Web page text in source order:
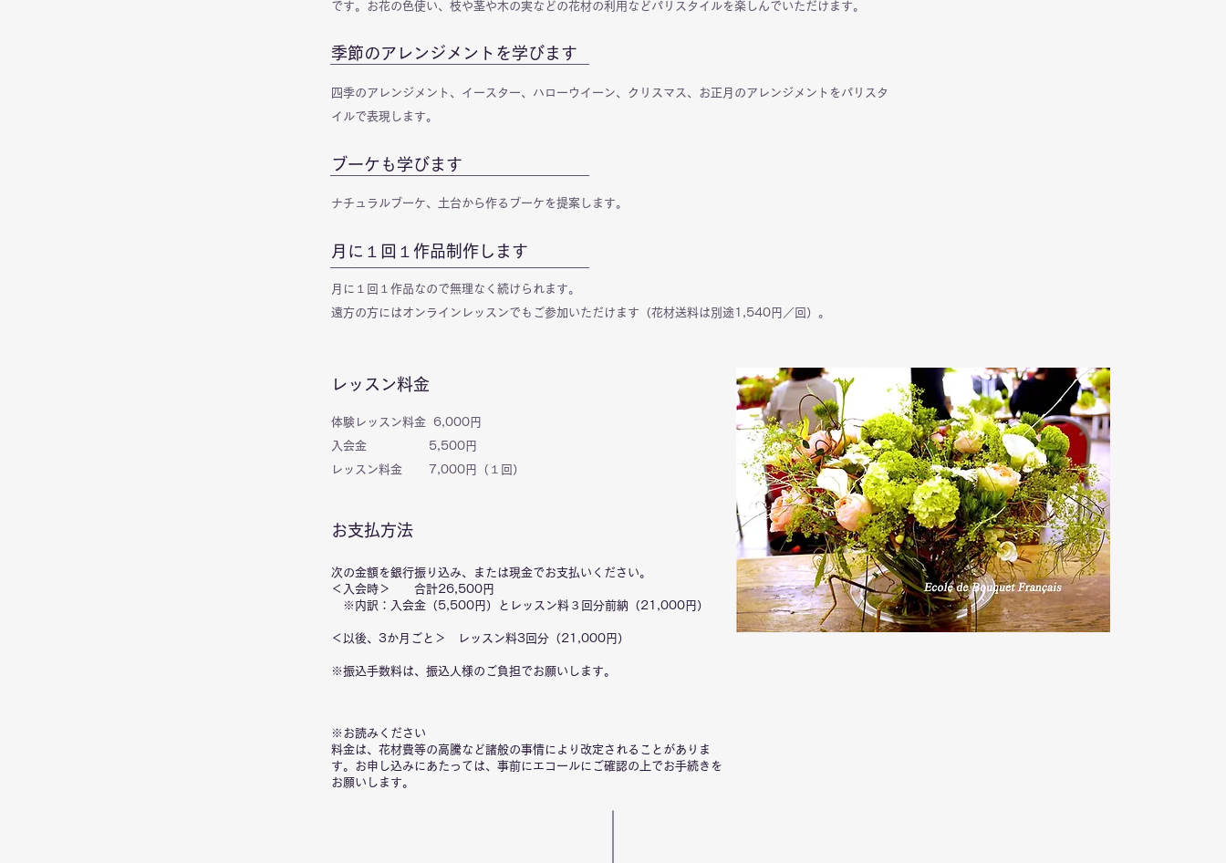
です。お花の色使い、枝や茎や木の実などの花材の利用などパリスタイルを楽しんでいただけます。
季節のアレンジメントを学びます
四季のアレンジメント、イースター、ハローウイーン、クリスマス、お正月のアレンジメントをパリスタ
イルで表現します。
ブーケも学びます
ナチュラルブーケ、土台から作るブーケを提案します。
月に１回１作品制作します
月に１回１作品なので無理なく続けられます。
遠方の方にはオンラインレッスンでもご参加いただけます（花材送料は別途1,540円／回）。
レッスン料金
体験レッスン料金 6,000円
入会金 5,500円
レッスン料金 7,000円（１回）
お支払方法
次の金額を銀行振り込み、または現金でお支払いください。
＜入会時＞ 合計26,500円
※内訳 ：入会金（5,500円）とレッスン料３回分前納（21,000円）
＜以後、3か月ごと＞ レッスン料3回分（21,000円）
※振込手数料は、振込人様のご負担でお願いします。
※お読みください
料金は、花材費等の高騰など諸般の事情により改定されることがありま
す。お申し込みにあたっては、事前にエコールにご確認の上でお手続きを
お願いします。